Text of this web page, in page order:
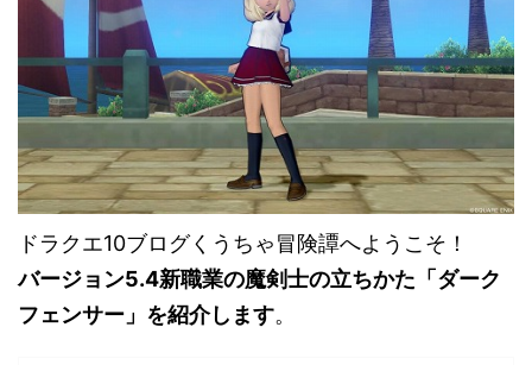
ドラクエ10ブログくうちゃ冒険譚へようこそ！
バージョン5.4新職業の魔剣士の立ちかた「ダーク
フェンサー」を紹介します。